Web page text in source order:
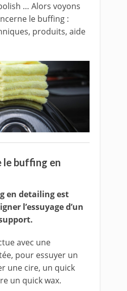
… Alors voyons
le buffing :
produits, aide
le buffing en
en detailing est
l’essuyage d’un
avec une
pour essuyer un
une cire, un quick
un quick wax.